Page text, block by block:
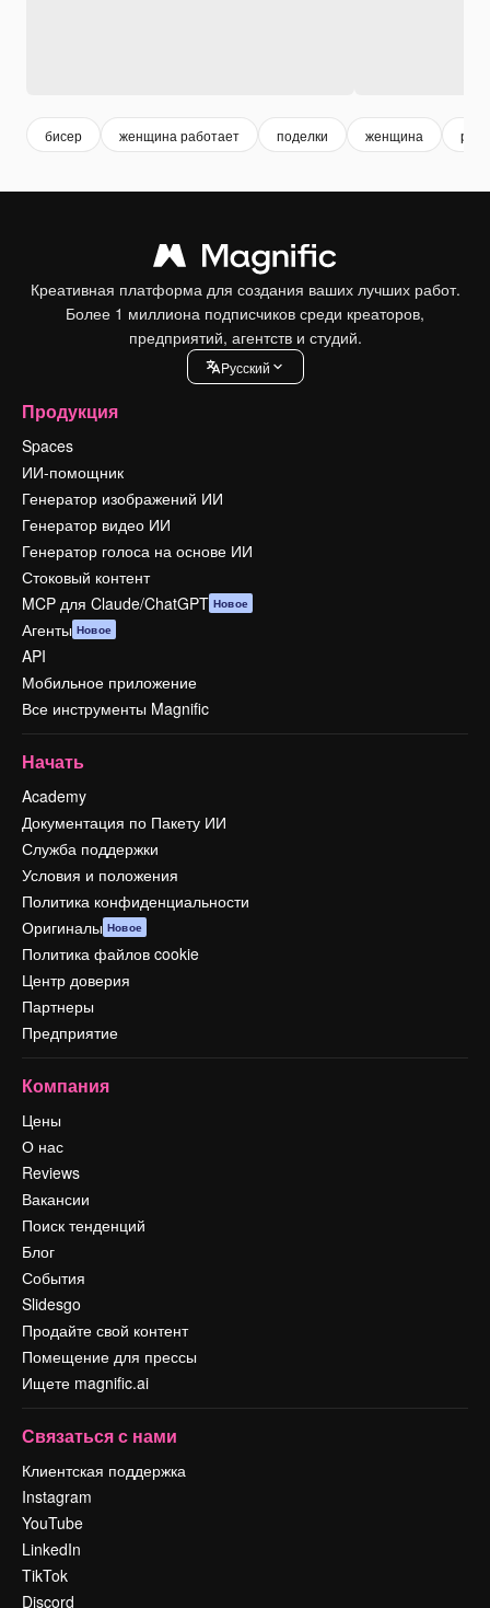
бисер женщина работает поделки женщина
Креативная платформа для создания ваших лучших работ.
Более 1 миллиона подписчиков среди креаторов,
предприятий, агентств и студий.
Pусский
Продукция
Spaces
ИИ-помощник
Генератор изображений ИИ
Генератор видео ИИ
Генератор голоса на основе ИИ
Стоковый контент
MCP для Claude/ChatGPT Новое
Агенты Новое
API
Мобильное приложение
Все инструменты Magnific
Начать
Academy
Документация по Пакету ИИ
Служба поддержки
Условия и положения
Политика конфиденциальности
Оригиналы Новое
Политика файлов cookie
Центр доверия
Партнеры
Предприятие
Компания
Цены
О нас
Reviews
Вакансии
Поиск тенденций
Блог
События
Slidesgo
Продайте свой контент
Помещение для прессы
Ищете magnific.ai
Связаться с нами
Клиентская поддержка
Instagram
YouTube
LinkedIn
TikTok
Discord